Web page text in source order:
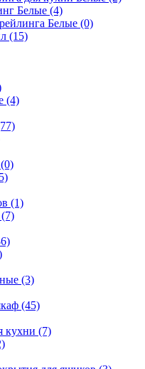
Белые (4)
Белые (0)
(15)
(4)
(0)
(1)
(7)
(3)
(45)
кухни (7)